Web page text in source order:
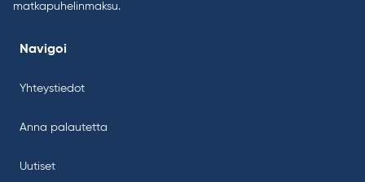
matkapuhelinmaksu.
Navigoi
Yhteystiedot
Anna palautetta
Uutiset